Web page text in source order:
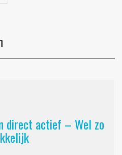
direct actief – Wel zo